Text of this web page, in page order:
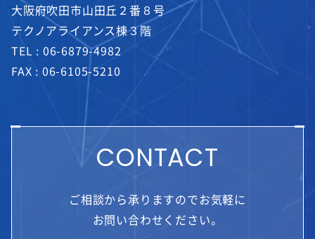
大阪府吹田市山田丘２番８号
テクノアライアンス棟３階
TEL : 06-6879-4982
FAX : 06-6105-5210
CONTACT
ご相談から承りますのでお気軽に
お問い合わせください。